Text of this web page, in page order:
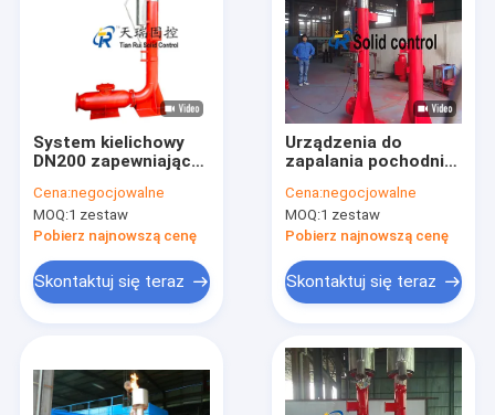
System kielichowy
DN200 zapewniający
Zoptymalizowana
wydajność HSE
Cena:negocjowalne
MOQ:1 zestaw
Pobierz najnowszą cenę
Skontaktuj się teraz
Urządzenia do
zapalania pochodni
do separatorów
cieczy i gazów
Cena:negocjowalne
MOQ:1 zestaw
Pobierz najnowszą cenę
Skontaktuj się teraz